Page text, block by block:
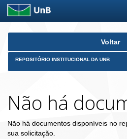
Skip
Voltar
REPOSITÓRIO INSTITUCIONAL DA UNB
Não há
Não há documentos disponíveis no
sua solicitação.